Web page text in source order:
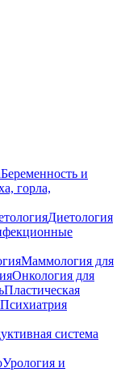
Беременность и
горла,
Диетология
Маммология для
Онкология для
Пластическая
Психиатрия
система
Урология и